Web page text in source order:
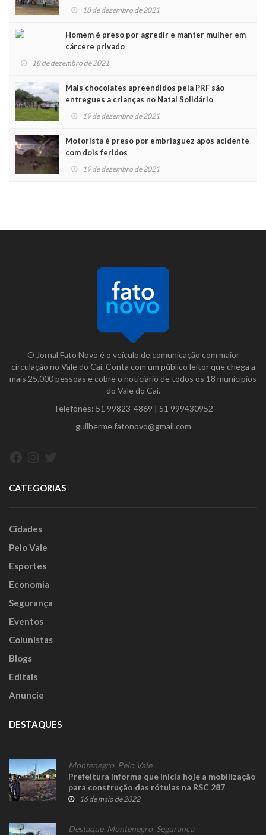
Noel 18 de dezembro de 2021
Homem é preso por agredir e manter mulher em
cárcere privado
18 de dezembro de 2021
Mais chocolates apreendidos pela PRF são
entregues a crianças no Natal Solidário
19 de dezembro de 2021
Motorista é preso por embriaguez após acidente
com dois feridos
19 de dezembro de 2021
O Jornal Fato Novo é o veículo de comunicação com maior
circulação no Vale do Caí. Conta com um público leitor que chega a
mais 25.000 pessoas e cobre o noticiário de todos os 18 municípios
do Vale do Caí.
Telefones: 51 99823-4869 | 51 999430952
guilherme.fatonovo@gmail.com
CATEGORIAS
Cidades
Pelo Vale
Esportes
Economia
Segurança
Eventos
Colunistas
Blogs
Editais
Anuncie
DESTAQUES
Montenegro Pelo Vale
Prefeitura informa que inicia hoje a mobilização
para construção das rótulas na RSC 287
16 de maio de 2022
Destaque, Montenegro Segurança